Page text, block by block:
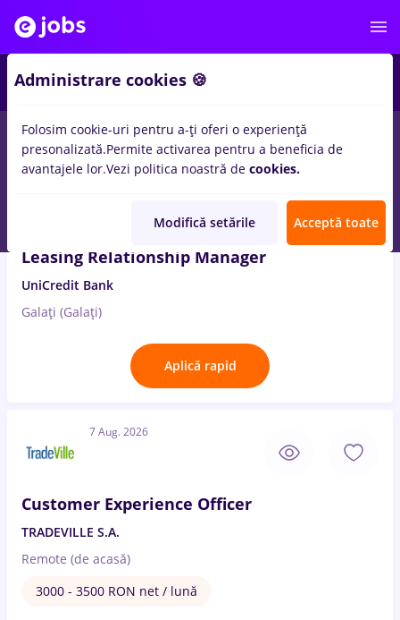
locuri de muncafinante pentruEntry-Level (< 2 ani)
Leasing Relationship Manager
UniCredit Bank
Galați (Galați)
Aplică rapid
7 Aug. 2026
Customer Experience Officer
TRADEVILLE S.A.
Remote (de acasă)
3000 - 3500 RON net / lună
Administrare cookies 🍪
Folosim cookie-uri pentru a-ți oferi o experiență
presonalizată.Permite activarea pentru a beneficia de
avantajele lor.Vezi politica noastră de cookies.
Modifică setările Acceptă toate